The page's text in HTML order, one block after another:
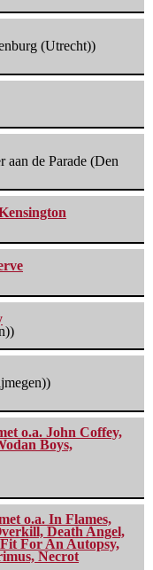
(Utrecht))
aan de Parade (Den
o.a. John Coffey,
Boys,
o.a. In Flames,
Death Angel,
For An Autopsy,
Necrot